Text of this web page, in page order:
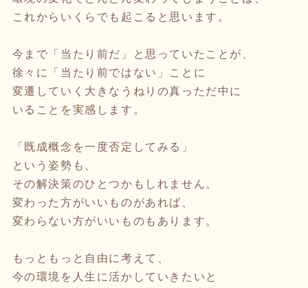
これからいくらでも起こると思います。
今まで「当たり前だ」と思っていたことが、
徐々に「当たり前ではない」ことに
変遷していく大きなうねりの真っただ中に
いることを実感します。
「既成概念を一度否定してみる」
という姿勢も、
その解決策のひとつかもしれません。
変わった方がいいものがあれば、
変わらない方がいいものもあります。
もっともっと自由に考えて、
今の環境を人生に活かしていきたいと